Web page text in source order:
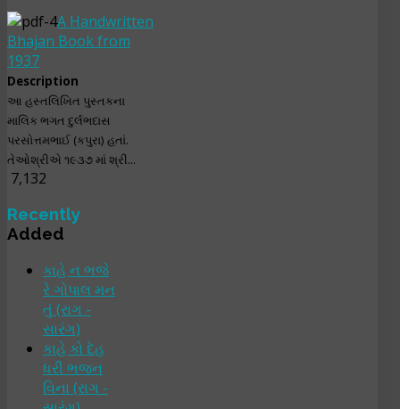
A Handwritten
Bhajan Book from
1937
Description
આ હસ્તલિખિત પુસ્તકના
માલિક ભગત દુર્લભદાસ
પરસોત્તમભાઈ (કપુરા) હતાં.
તેઓશ્રીએ ૧૯૩૭ માં શ્રી...
7,132
Recently
Added
કાહે ન ભજે
રે ગોપાલ મન
તું (રાગ -
સારંગ)
કાહે કો દેહ
ધરી ભજન
વિના (રાગ -